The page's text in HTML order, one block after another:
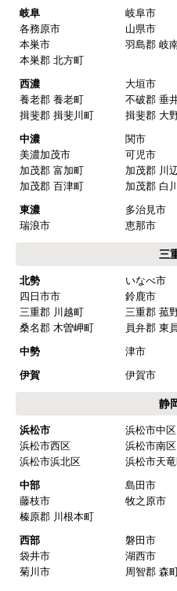
た
【注文からどのくらいで
【その他感想・コメント
マークレさん
2025年10月10日 21:04
欲しい商品をスムーズに注
ショップからの連絡や対応
予定の期日までに商品が届
はい
商品の梱包は必要十分なも
【注文商品】浄水
期】2025年07月頃（
【このショップを選んだ
近隣で安く、評判が良か
【注文からどのくらいで
取付工事の数日前に調整
岐阜 岐阜市
各務原市
山県市
本巣市
羽島郡 岐
本巣郡 北方町
西濃
大垣市
養老郡 養老町
不破郡 垂
揖斐郡 揖斐川町
揖斐郡 大
中濃
関市
美濃加茂市
可児市
加茂郡 富加町
加茂郡 川
加茂郡 百津町
加茂郡 白
東濃
多治見市
瑞浪市
恵那市
三
北勢 いなべ市
四日市市
鈴鹿市
三重郡 川越町
三重郡 菰
桑名郡 木曽岬町
員弁郡 東
中勢
津市
伊賀
伊賀市
静
浜松市 浜松市中区
浜松市西区
浜松市南区
浜松市浜北区
浜松市天
中部
島田市
藤枝市
牧之原市
榛原郡 川根本町
西部
磐田市
袋井市
湖西市
菊川市
周智郡 森